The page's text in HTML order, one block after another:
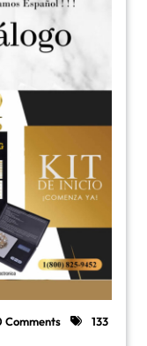
Comments
133